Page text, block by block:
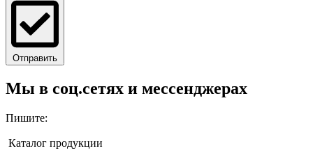
Отправить
Мы в соц.сетях и мессенджерах
Пишите:
Каталог продукции